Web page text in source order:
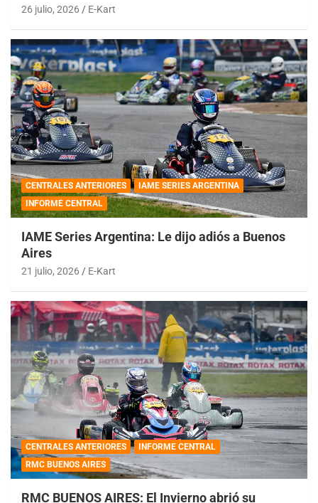
26 julio, 2026 E-Kart
CENTRALES ANTERIORES
IAME SERIES ARGENTINA
INFORME CENTRAL
IAME Series Argentina: Le dijo adiós a Buenos
Aires
21 julio, 2026 E-Kart
CENTRALES ANTERIORES
INFORME CENTRAL
RMC BUENOS AIRES
RMC BUENOS AIRES: El Invierno abrió su